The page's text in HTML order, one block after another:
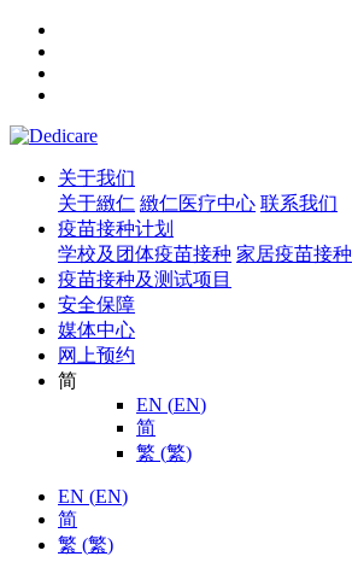
关于我们
关于緻仁 緻仁医疗中心 联系我们
疫苗接种计划
学校及团体疫苗接种 家居疫苗接种
疫苗接种及测试项目
安全保障
媒体中心
网上预约
简
EN (EN)
简
繁 (繁)
EN (EN)
简
繁 (繁)